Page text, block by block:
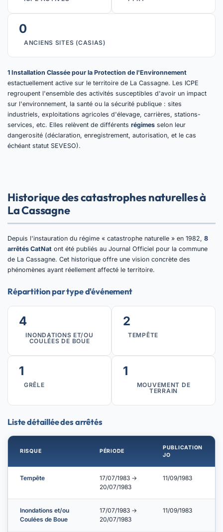
0
ANCIENS SITES (CASIAS)
1 Installation Classée pour la Protection de l'Environnement
estactuellement active sur le territoire de La Cassagne. Les ICPE
regroupent l'ensemble des activités susceptibles d'avoir un impact
sur l'environnement, la santé ou la sécurité publique : sites
industriels, exploitations agricoles d'élevage, carrières, stations-
services, etc. Elles relèvent de différents régimes selon leur
dangerosité (déclaration, enregistrement, autorisation, et le cas
échéant statut SEVESO).
Historique des catastrophes naturelles à
La Cassagne
Depuis l'instauration du régime « catastrophe naturelle » en 1982, 8
arrêtés CatNat ont été publiés au Journal Officiel pour la commune
de La Cassagne. Cet historique offre une vision concrète des
phénomènes ayant réellement affecté le territoire.
Répartition par type d'événement
4
INONDATIONS ET/OU
COULÉES DE BOUE
2
TEMPÊTE
1
GRÊLE
1
MOUVEMENT DE
TERRAIN
Liste détaillée des arrêtés
RISQUE PÉRIODE
PUBLICATION
JO
Tempête
17/07/1983 →
20/07/1983
11/09/1983
Inondations et/ou
Coulées de Boue
17/07/1983 →
20/07/1983
11/09/1983